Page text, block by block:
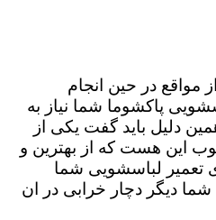
مواقع در حین انجام
پاکشوما شما نیاز به
دلیل باید گفت یکی از
این هست که از بهترین و
تعمیر لباسشویی شما
شما دیگر دچار خرابی در ان